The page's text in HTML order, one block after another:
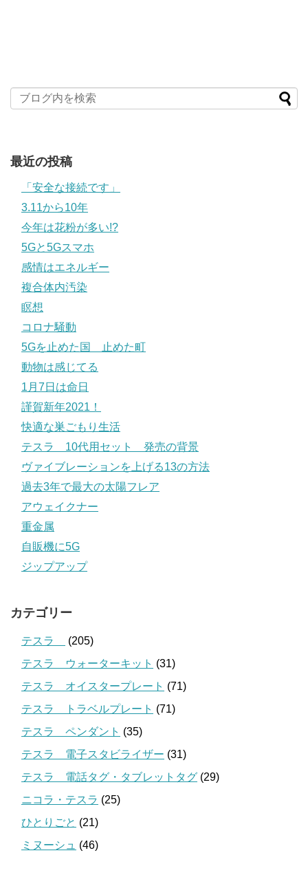
最近の投稿
「安全な接続です」
3.11から10年
今年は花粉が多い!?
5Gと5Gスマホ
感情はエネルギー
複合体内汚染
瞑想
コロナ騒動
5Gを止めた国 止めた町
動物は感じてる
1月7日は命日
謹賀新年2021！
快適な巣ごもり生活
テスラ 10代用セット 発売の背景
ヴァイブレーションを上げる13の方法
過去3年で最大の太陽フレア
アウェイクナー
重金属
自販機に5G
ジップアップ
カテゴリー
テスラ
(205)
テスラ ウォーターキット (31)
テスラ オイスタープレート (71)
テスラ トラベルプレート (71)
テスラ ペンダント (35)
テスラ 電子スタビライザー (31)
テスラ 電話タグ・タブレットタグ (29)
ニコラ・テスラ (25)
ひとりごと (21)
ミヌーシュ (46)